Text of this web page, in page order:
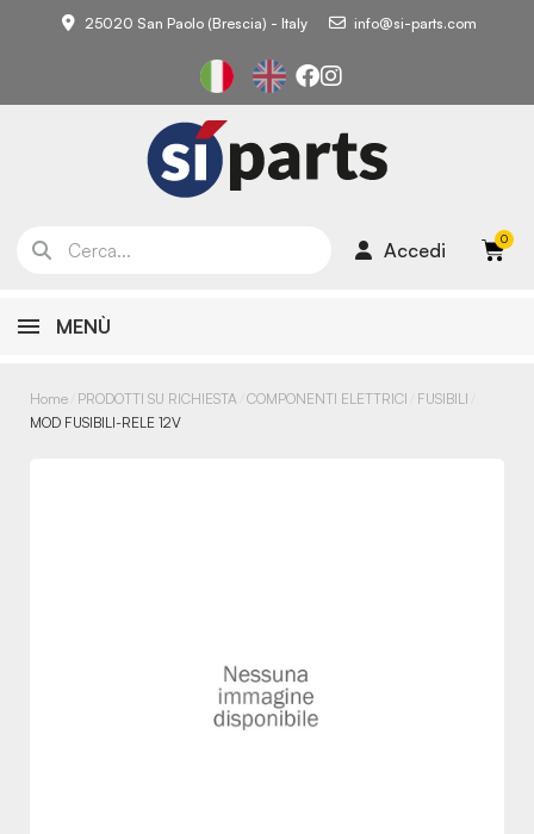
25020 San Paolo (Brescia) - Italy info@si-parts.com
Accedi
MENÙ
Home PRODOTTI SU RICHIESTA COMPONENTI ELETTRICI
FUSIBILI
MOD FUSIBILI-RELE 12V